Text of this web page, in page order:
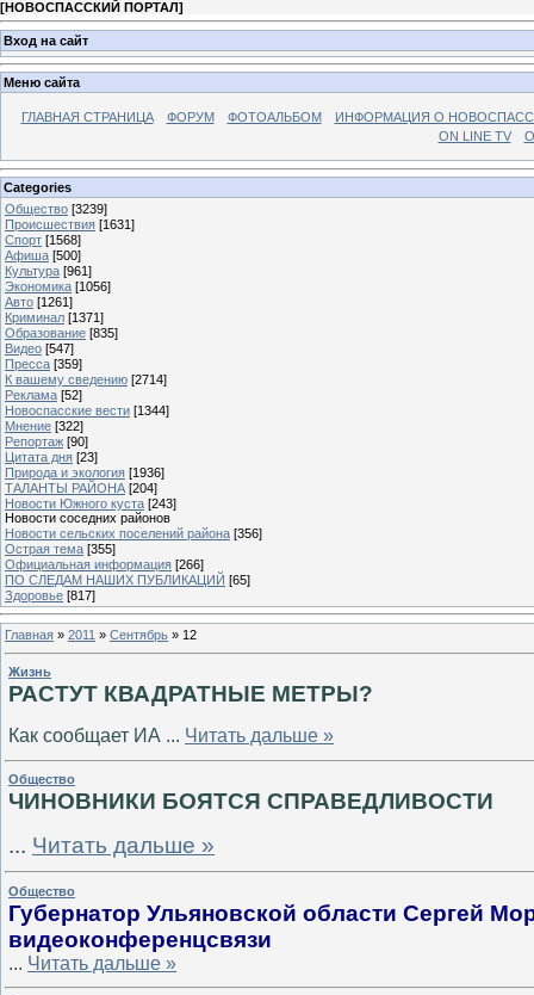
[НОВОСПАССКИЙ ПОРТАЛ]
Вход на сайт
Меню сайта
ГЛАВНАЯ СТРАНИЦА ФОРУМ ФОТОАЛЬБОМ
ИНФОРМАЦИЯ О
ON LINE TV
Categories
Общество [3239]
Происшествия [1631]
Спорт [1568]
Афиша [500]
Культура [961]
Экономика [1056]
Авто [1261]
Криминал [1371]
Образование [835]
Видео [547]
Пресса [359]
К вашему сведению [2714]
Реклама [52]
Новоспасские вести [1344]
Мнение [322]
Репортаж [90]
Цитата дня [23]
Природа и экология [1936]
ТАЛАНТЫ РАЙОНА [204]
Новости Южного куста [243]
Новости соседних районов
Новости сельских поселений района [356]
Острая тема [355]
Официальная информация [266]
ПО СЛЕДАМ НАШИХ ПУБЛИКАЦИЙ [65]
Здоровье [817]
Главная » 2011 » Сентябрь » 12
Жизнь
РАСТУТ КВАДРАТНЫЕ МЕТРЫ?
Как сообщает ИА ... Читать дальше »
Общество
ЧИНОВНИКИ БОЯТСЯ СПРАВЕДЛИВОСТИ
... Читать дальше »
Общество
Губернатор Ульяновской области Сергей
видеоконференцсвязи
... Читать дальше »